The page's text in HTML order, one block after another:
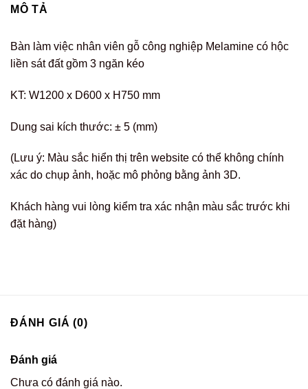
MÔ TẢ
Bàn làm việc nhân viên gỗ công nghiệp Melamine có hộc
liền sát đất gồm 3 ngăn kéo
KT: W1200 x D600 x H750 mm
Dung sai kích thước: ± 5 (mm)
(Lưu ý: Màu sắc hiển thị trên website có thể không chính
xác do chụp ảnh, hoặc mô phỏng bằng ảnh 3D.
Khách hàng vui lòng kiểm tra xác nhận màu sắc trước khi
đặt hàng)
ĐÁNH GIÁ (0)
Đánh giá
Chưa có đánh giá nào.